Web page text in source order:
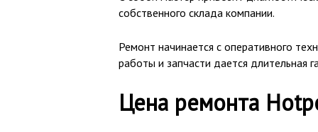
собственного склада компании.
Ремонт начинается с оперативного
работы и запчасти дается длительная
Цена ремонта